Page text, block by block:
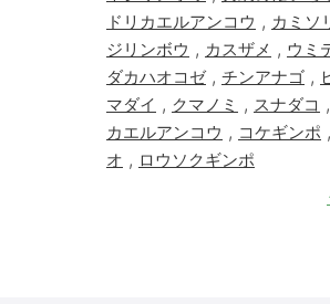
ドリカエルアンコウ , カミソ
ジリンボウ , カスザメ , ウミ
ダカハオコゼ, チンアナゴ ,
マダイ , クマノミ , スナダコ ,
カエルアンコウ , コケギンポ ,
オ , ロウソクギンポ